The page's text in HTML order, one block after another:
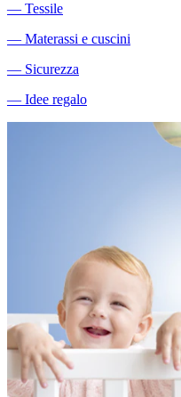
― Tessile
― Materassi e cuscini
― Sicurezza
― Idee regalo